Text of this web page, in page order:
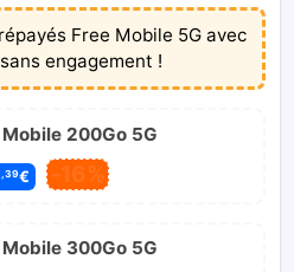
Free Mobile 5G avec
engagement !
200Go 5G
,39€ -16%
300Go 5G